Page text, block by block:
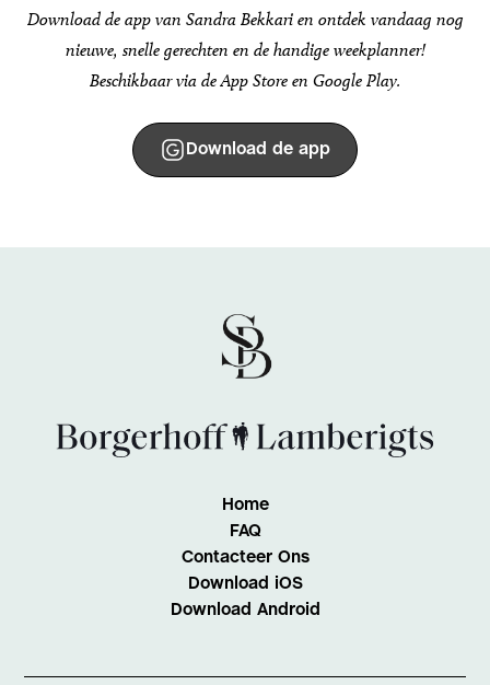
Download de app van Sandra Bekkari en ontdek vandaag nog
nieuwe, snelle gerechten en de handige weekplanner!
Beschikbaar via de App Store en Google Play.
Download de app
Home
FAQ
Contacteer Ons
Download iOS
Download Android